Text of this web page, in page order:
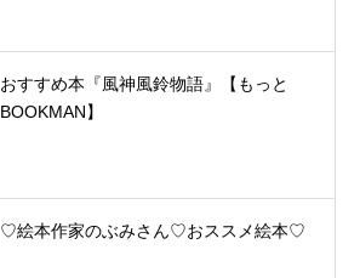
おすすめ本『風神風鈴物語』【もっと
BOOKMAN】
♡絵本作家のぶみさん♡おススメ絵本♡